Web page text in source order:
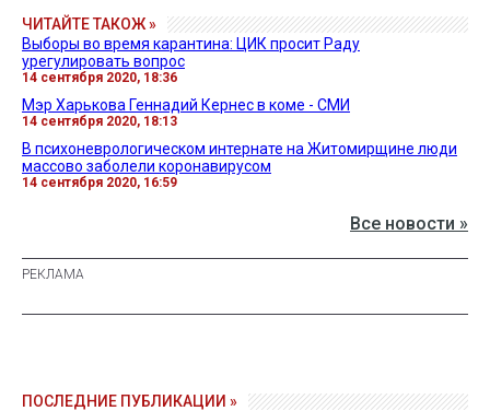
ЧИТАЙТЕ ТАКОЖ »
Выборы во время карантина: ЦИК просит Раду
урегулировать вопрос
14 сентября 2020, 18:36
Мэр Харькова Геннадий Кернес в коме - СМИ
14 сентября 2020, 18:13
В психоневрологическом интернате на Житомирщине люди
массово заболели коронавирусом
14 сентября 2020, 16:59
Все новости »
ПОСЛЕДНИЕ ПУБЛИКАЦИИ »